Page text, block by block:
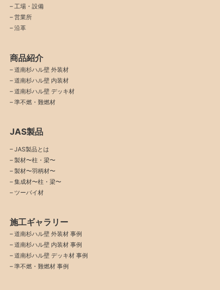
– 工場・設備
– 営業所
– 沿革
商品紹介
– 道南杉ハル壁 外装材
– 道南杉ハル壁 内装材
– 道南杉ハル壁 デッキ材
– 準不燃・難燃材
JAS製品
– JAS製品とは
– 製材〜柱・梁〜
– 製材〜羽柄材〜
– 集成材〜柱・梁〜
– ツーバイ材
施工ギャラリー
– 道南杉ハル壁 外装材 事例
– 道南杉ハル壁 内装材 事例
– 道南杉ハル壁 デッキ材 事例
– 準不燃・難燃材 事例